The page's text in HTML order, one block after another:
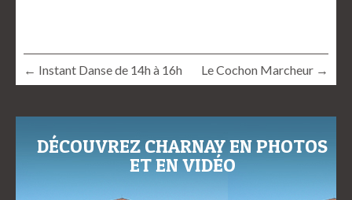
← Instant Danse de 14h à 16h Le Cochon Marcheur →
DÉCOUVREZ CHARNAY EN PHOTOS
ET EN VIDÉO